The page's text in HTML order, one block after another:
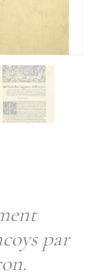
par